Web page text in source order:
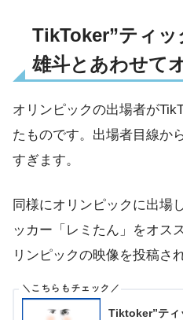
TikToker”ティッ
雄斗とあわせて
オリンピックの出場者が
たものです。出場者目線か
すぎます。
同様にオリンピックに出場
ッカー「レミたん」をオス
リンピックの映像を投稿さ
Tiktoker”ティ